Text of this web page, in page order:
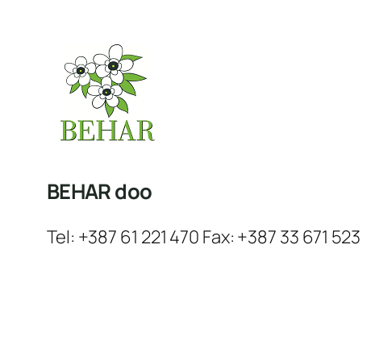
BEHAR doo
Tel: +387 61 221 470 Fax: +387 33 671 523